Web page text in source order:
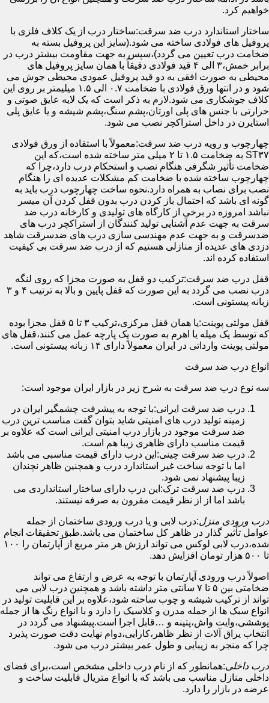
خواهیم کرد.
ساختار استاندارد درب ضد سرقت:ساختار درب از یک کلاف فلزی با
پروفیل های فولادی ساخته می شود.(سایز این پروفیل بسته به
ضخامت درب تعیین می گردد)،سپس به جهت مقاومت بیشتر درب در
برابر خمش،۳ الی ۴ قید فولادی دقیقاً با همان سایز پروفیل های
محیطی به صورت افقی به دو قید پروفیل عمودی محیطی جوش می
شود و در انتها ورق فولادی با ضخامت ۰.۷ الی ۱.۵ میلیمتر بر روی این
کلاف جوشکاری می شود.لازم به ذکر است که یک لایه عایق صوتی و
حرارتی با جنس های پلی اورتان،پشم سنگ،پشم شیشه و یا عایق پلی
استایرن در داخل استراکچر نصب می شود.
چهارچوب و رویه درب ضد سرقت:معمولاً با استفاده از ورق فولادی
ST۳۷ به ضخامت ۱.۵ تا ۲ میلی متر ساخته شده است،که این
ضخامت تأثیر شگرفی هنگام نصب و استحکام درب دارد،چرا که
چهارچوب ساخته شده با ضخامت کم مشکلات عدیده ای را هنگام
نصب برای نصاب به همراه دارد.نحوه ساخت چهارچوب درب باید به
گونه ای باشد که احتمال باز کردن درب بدون قفل کردن آن میسر
نباشد امروزه در برخی از کارگاه های تولیدی و کارخانه درب ضد
سرقت به جهت عدم آشنایی تولید کنندگان از استراکچر درب های
ضدسرقت و به جهت عدم مهندسی سازی درب های ضدسرقت شاهد
دزدی های عدیده از منازلی هستیم که از درب ضد سرقت بی کیفیت
استفاده کرده اند.
قفل درب ضد سرقت:ترکیب دو قفل به صورت مجزا که روی لنگه
درب نصب می گردد به این صورت که قفل پایین و بالا به ترتیب ۴ و ۳
زبانه پیستونی است.
قفل مولتی پوینت:یا همان قفل مرکزی،ترکیب ۳ تا ۵ قفل مجزا بوده
که توسط یک میله یا اهرم به صورت یک پارچه عمل می کنند،قفل های
مولتی پوینت وارداتی در ایران معمولاً دارای ۱۴ زبانه پیستونی است.
انواع درب ضد سرقت
سه نوع درب ضد سرقت به شرح زیر در بازار ایران موجود است:
درب ضد سرقت ایرانی:با توجه به پیشرفت چشمگیر ایران در
زمینه تولید درب های امنیتی شاید بتوان گفت مناسب ترین درب
ضد سرقت موجود در بازار درب امنیتی ایرانی است که علاوه بر
قیمت مناسب دارای ظاهری زیبا هم است.
درب ضد سرقت چینی:این درب دارای قیمت مناسبی می باشد
اما با توجه ساخت غیر استاندارد درب و همچنین ظاهر نچندان
زیبا پیشنهاد نمی شود.
درب ضد سرقت ترک:این درب دارای ساختار استانداردی می
باشد اما از از نظر قیمت مقرون به صرفه نیستند.
درب ورودی منزل:درب لابی و یا درب ورودی ساختمان از جمله
عوامل تأثیر گذار در ظاهر کل ساختمان می باشد.طبق تحقیقات انجام
شده،درب لابی لوکس می تواند ارزش هر متر مربع از آپارتمان را ۱۰۰
تا ۵۰۰ هزار تومان افزایش دهد.
اصولاً درب ورودی آپارتمان با توجه به عرض و ارتفاع می تواند
ضخامتی بین ۵ تا ۷ سانتی متر داشته باشد و همچنین درب لابی می
تواند از ترکیب شیشه و چوب ساخته شود،علاوه بر این قابلیت تولید در
انواع سبک ها از جمله مدرن و کلاسیک را دارد و با انواع رنگ ها از جمله
پوششی،وایت واش،پتینه و …قابل اجرا است.پیشنهاد می گردد در
انتخاب یراق آلات از نظر ظاهر،کارایی،دوام نهایت دقت صورت پذیرد
چرا که منجر به زیبایی و طول عمر بیشتر درب می شود.
درب داخلی:همانطور که از نام درب داخلی مشخص است،برای فضای
داخلی منازل مناسب می باشد که با انواع متریال قابلیت ساخت و
عرضه در بازار را دارد.